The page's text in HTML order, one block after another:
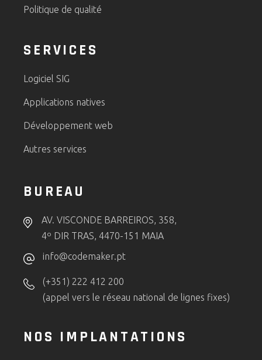
Politique de qualité
SERVICES
Logiciel SIG
Applications natives
Développement web
Autres services
BUREAU
AV. VISCONDE BARREIROS, 358,
4º DIR TRAS, 4470-151 MAIA
info@codemaker.pt
(+351) 222 412 200
(appel vers le réseau national de lignes fixes)
NOS IMPLANTATIONS